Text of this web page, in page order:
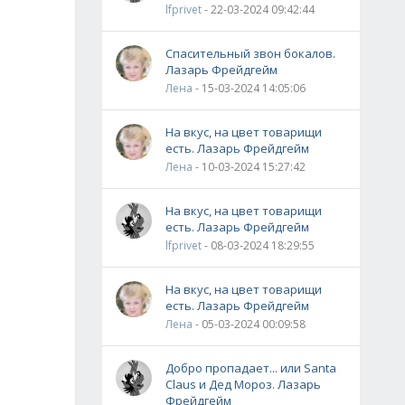
lfprivet- 22-03-2024 09:42:44
Спасительный звон бокалов.
Лазарь Фрейдгейм
Лена - 15-03-2024 14:05:06
На вкус, на цвет товарищи
есть. Лазарь Фрейдгейм
Лена - 10-03-2024 15:27:42
На вкус, на цвет товарищи
есть. Лазарь Фрейдгейм
lfprivet- 08-03-2024 18:29:55
На вкус, на цвет товарищи
есть. Лазарь Фрейдгейм
Лена - 05-03-2024 00:09:58
Добро пропадает... или Santa
Claus и Дед Мороз. Лазарь
Фрейдгейм